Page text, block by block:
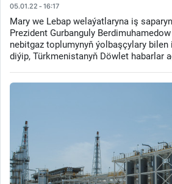
05.01.22 - 16:17
Mary we Lebap welaýatlaryna iş
Prezident Gurbanguly
nebitgaz toplumynyň ýolbaşçylary
diýip, Türkmenistanyň Döwlet habarlar